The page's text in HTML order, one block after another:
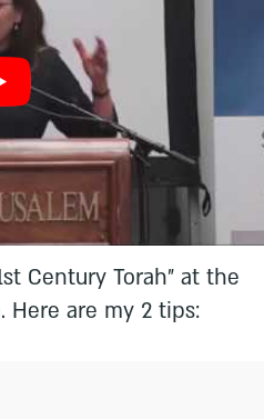
Century Torah" at the
Here are my 2 tips: